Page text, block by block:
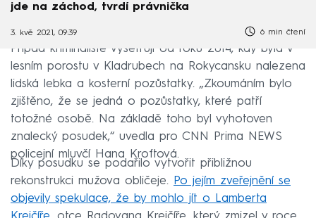
jde na záchod, tvrdí právnička
3. kvě 2021, 09:39 6 min čtení
Případ kriminalisté vyšetřují od roku 2014, kdy byla v
lesním porostu v Kladrubech na Rokycansku nalezena
lidská lebka a kosterní pozůstatky. „Zkoumáním bylo
zjištěno, že se jedná o pozůstatky, které patří
totožné osobě. Na základě toho byl vyhotoven
znalecký posudek,“ uvedla pro CNN Prima NEWS
policejní mluvčí Hana Kroftová.
Díky posudku se podařilo vytvořit přibližnou
rekonstrukci mužova obličeje. Po jejím zveřejnění se
objevily spekulace, že by mohlo jít o Lamberta